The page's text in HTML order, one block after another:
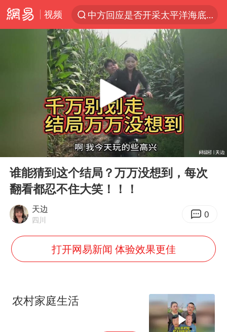
视频
中方回应是否开采太平洋海底稀土资源
以“新”破局 首发经济点亮城市消费活力
台风白海豚进入48小时警戒线
看守所辅警收受10万获刑1年
宇树科技发行价格150.80元/股
CIA被曝已秘密设立古巴工作组
U17国足1分钟轰2球
台风白海豚影响中国已成定局
外交部发言人就广岛核爆81周年等答记者问
贵州轮胎子公司获美国退税8136万
多地要求领导干部带头休假
80后女柜员逆袭成4200亿银行副行长
Play
谁能猜到这个结局？万万没想到，每次
翻看都忍不住大笑！！！
天边
四川 0
打开网易新闻 体验效果更佳
农村家庭生活